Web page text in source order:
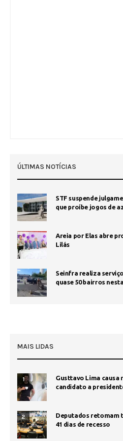
ÚLTIMAS NOTÍCIAS
STF suspende
que proíbe jogos de
Areia por Elas abre
Lilás
Seinfra realiza
quase 50 bairros
MAIS LIDAS
1
Gusttavo Lima causa
candidato a
2
Deputados retomam
41 dias de recesso